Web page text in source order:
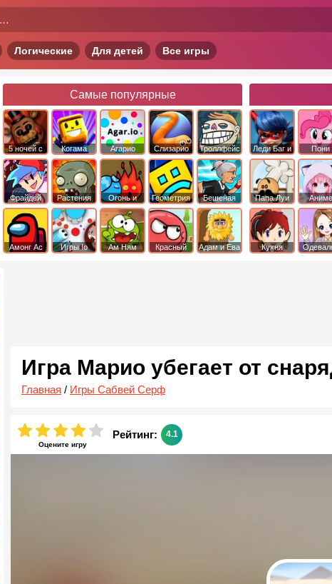
Логические Для детей Все игры
Самые популярные
5 ночей с
фредди
Когама Агарио Слизарио
Троллфейс
квест
Фрайдей
Найт
Фанкин
Растения
против
Зомби
Огонь и
Вода
Геометрия
Даш
Бешеная
бабка
сбежала из
психушки
Амонг Ас Игры Io Ам Ням
Красный
Адам и Ева
Леди Баг и
Супер Кот
Пони
Дружба
Папа Луи Аниме
Кухня
Игра Марио убегает от
Главная / Игры Сабвей Серф
Оцените игру
Рейтинг: 4.1